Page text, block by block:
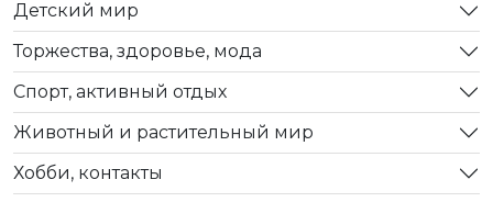
Детский мир
Торжества, здоровье, мода
Спорт, активный отдых
Животный и растительный мир
Хобби, контакты